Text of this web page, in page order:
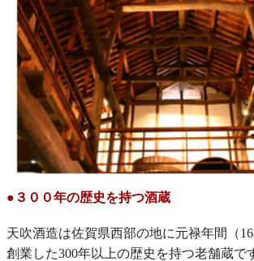
●３００年の歴史を持つ酒蔵
天吹酒造は佐賀県西部の地に元禄年間（
創業した300年以上の歴史を持つ老舗蔵で